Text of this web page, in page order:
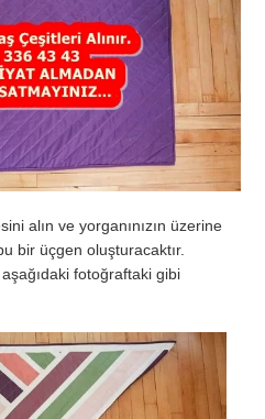
alın ve yorganınızın üzerine
bir üçgen oluşturacaktır.
fotoğraftaki gibi